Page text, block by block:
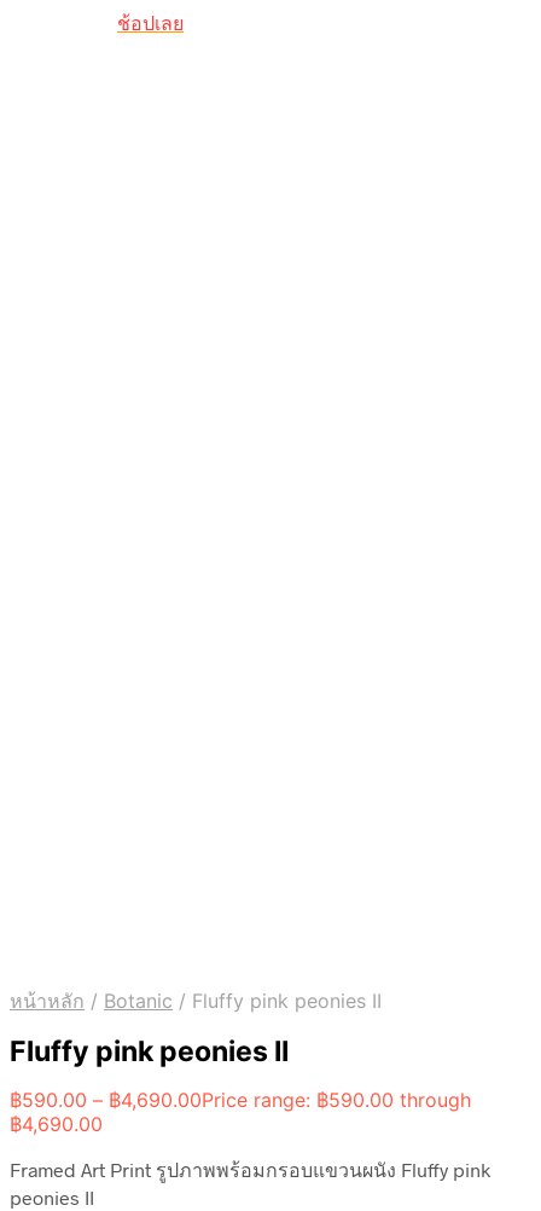
ช้อปเลย
หน้าหลัก / Botanic / Fluffy pink peonies II
Fluffy pink peonies II
฿590.00 – ฿4,690.00Price range: ฿590.00 through
฿4,690.00
Framed Art Print รูปภาพพร้อมกรอบแขวนผนัง Fluffy pink
peonies II